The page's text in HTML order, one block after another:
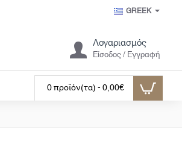
GREEK
Λογαριασμός
Είσοδος / Εγγραφή
0 προϊόν(τα) - 0,00€